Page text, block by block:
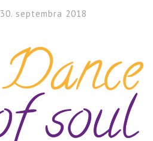
30. septembra 2018